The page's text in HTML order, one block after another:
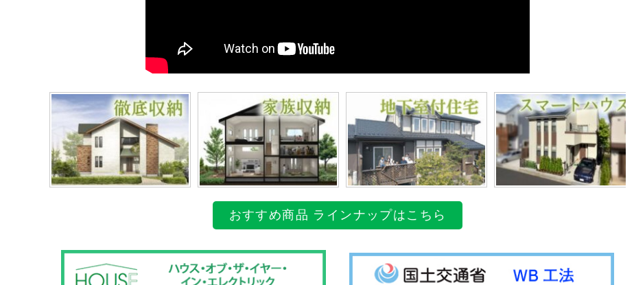
おすすめ商品 ラインナップはこちら